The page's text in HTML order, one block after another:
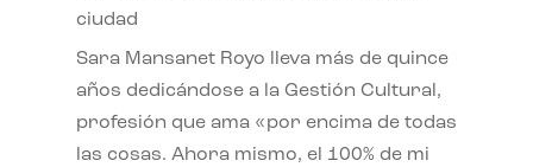
ciudad
Sara Mansanet Royo lleva más de quince
años dedicándose a la Gestión Cultural,
profesión que ama «por encima de todas
las cosas. Ahora mismo, el 100% de mi